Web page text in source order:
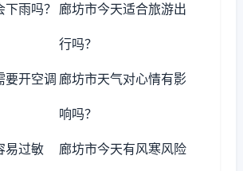
雨吗？ 廊坊市今天适合旅游出
行吗？
要开空调 廊坊市天气对心情有影
响吗？
易过敏 廊坊市今天有风寒风险